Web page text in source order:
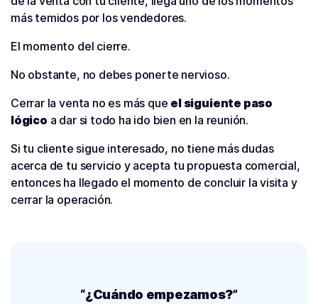
más temidos por los vendedores.
El momento del cierre.
No obstante, no debes ponerte nervioso.
Cerrar la venta no es más que el siguiente paso
lógico a dar si todo ha ido bien en la reunión.
Si tu cliente sigue interesado, no tiene más dudas
acerca de tu servicio y acepta tu propuesta comercial,
entonces ha llegado el momento de concluir la visita y
cerrar la operación.
“¿Cuándo empezamos?”